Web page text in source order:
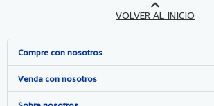
VOLVER AL INICIO
Compre con nosotros
Búsqueda avanzada
Venda con nosotros